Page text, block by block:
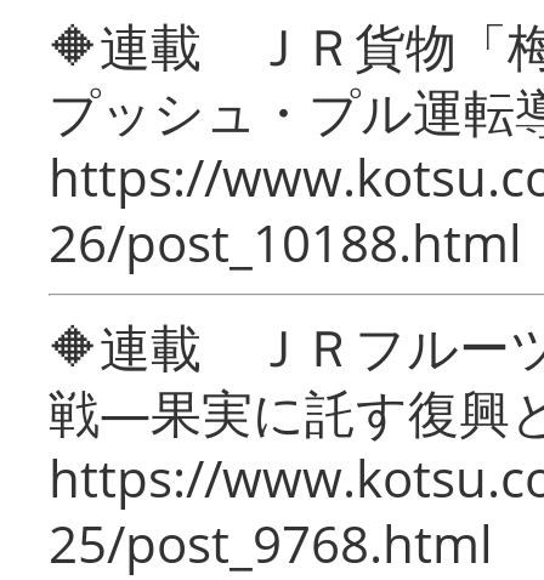
🔶連載 ＪＲ貨物「
プッシュ・プル運転
https://
26/post_10188.html
🔶連載 ＪＲフルー
戦―果実に託す復興
https://
25/post_9768.html